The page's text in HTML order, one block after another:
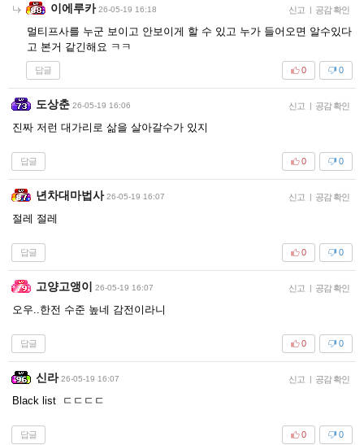
이에루카 26-05-19 16:18 신고 | 공감 확인
멀티프사를 누군 보이고 안보이게 할 수 있고 누가 들어오면 알수있다
고 본거 같긴해요 ㅋㅋ
답글 0
0
도상춘 26-05-19 16:06 신고 | 공감 확인
진짜 저런 대가리로 삶을 살아갈수가 있지
답글 0
0
년차대마법사 26-05-19 16:07 신고 | 공감 확인
절레 절레
답글 0
0
고양고앵이 26-05-19 16:07 신고 | 공감 확인
오우..한전 수준 높네 감전이라니
답글 0
0
신라 26-05-19 16:07 신고 | 공감 확인
Black list ㄷㄷㄷㄷ
답글 0
0